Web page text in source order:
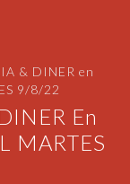
& DINER en
9/8/22
En
MARTES